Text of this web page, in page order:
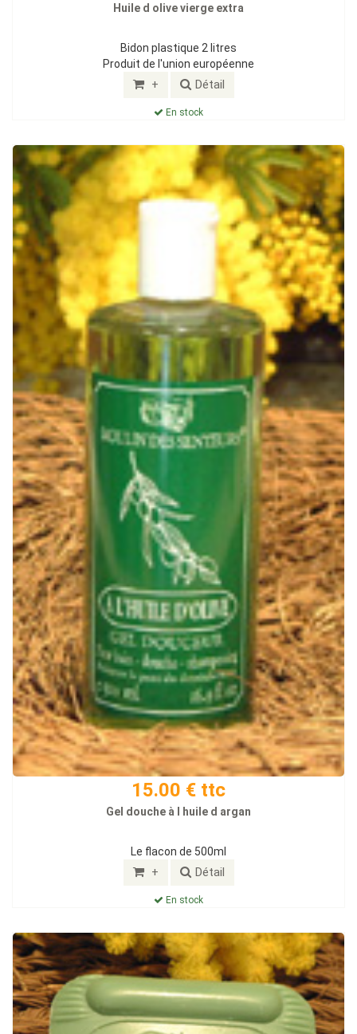
Huile d olive vierge extra
Bidon plastique 2 litres
Produit de l'union européenne
+ Détail
En stock
15.00 € ttc
Gel douche à l huile d argan
Le flacon de 500ml
+ Détail
En stock